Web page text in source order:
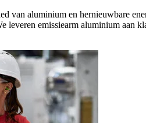
van aluminium en hernieuwbare
leveren emissiearm aluminium aan